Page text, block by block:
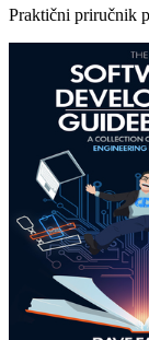
Praktični priručnik